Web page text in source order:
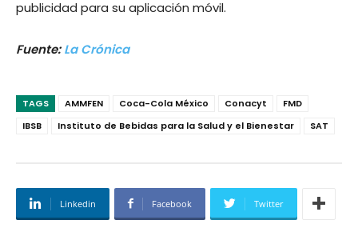
publicidad para su aplicación móvil.
Fuente:La Crónica
TAGS AMMFEN Coca-Cola México Conacyt
FMD
IBSB
Instituto de Bebidas para la Salud y el Bienestar SAT
Linkedin Facebook Twitter